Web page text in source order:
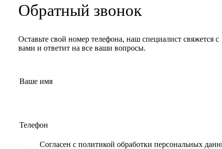
Обратный звонок
Оставьте свой номер телефона, наш специалист свяжется с
вами и ответит на все ваши вопросы.
Согласен с политикой обработки персональных